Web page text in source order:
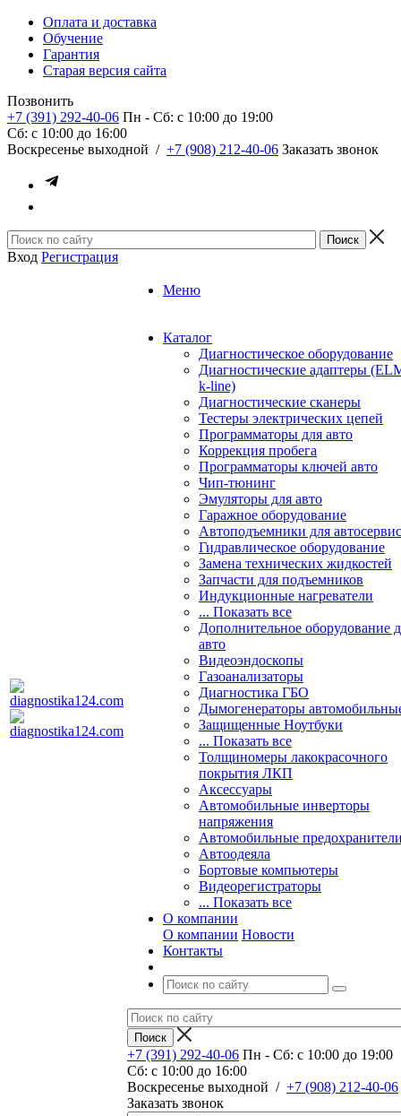
Оплата и доставка
Обучение
Гарантия
Старая версия сайта
Позвонить
+7 (391) 292-40-06 Пн - Сб: c 10:00 до 19:00
Сб: c 10:00 до 16:00
​Воскресенье выходной / +7 (908) 212-40-06 Заказать звонок
Вход Регистрация
Меню
Каталог
Диагностическое оборудование
Диагностические адаптеры
k-line)
Диагностические сканеры
Тестеры электрических цепей
Программаторы для авто
Коррекция пробега
Программаторы ключей авто
Чип-тюнинг
Эмуляторы для авто
Гаражное оборудование
Автоподъемники для
Гидравлическое оборудование
Замена технических жидкостей
Запчасти для подъемников
Индукционные нагреватели
... Показать все
Дополнительное оборудование
авто
Видеоэндоскопы
Газоанализаторы
Диагностика ГБО
Дымогенераторы
Защищенные Ноутбуки
... Показать все
Толщиномеры лакокрасочного
покрытия ЛКП
Аксессуары
Автомобильные инверторы
напряжения
Автомобильные
Автоодеяла
Бортовые компьютеры
Видеорегистраторы
... Показать все
О компании
О компании Новости
Контакты
+7 (391) 292-40-06 Пн - Сб: c 10:00 до 19:00
Сб: c 10:00 до 16:00
​Воскресенье выходной / +7 (908) 212-40-06
Заказать звонок